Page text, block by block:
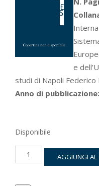
e
studi di Napoli Federico
Anno di pubblicazione:
Disponibile
“falso
AGGIUNGI AL